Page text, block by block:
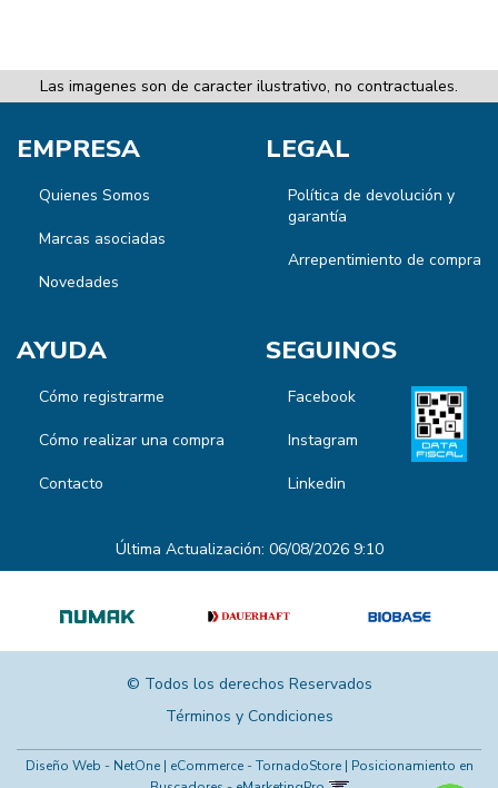
Las imagenes son de caracter ilustrativo, no contractuales.
EMPRESA
Quienes Somos
Marcas asociadas
Novedades
LEGAL
Política de devolución y
garantía
Arrepentimiento de compra
AYUDA
Cómo registrarme
Cómo realizar una compra
Contacto
SEGUINOS
Facebook
Instagram
Linkedin
Última Actualización: 06/08/2026 9:10
© Todos los derechos Reservados
Términos y Condiciones
Diseño Web - NetOne| eCommerce - TornadoStore| Posicionamiento en